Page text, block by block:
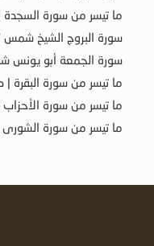
ما تيسر من سورة السجدة
سورة البروج الشيخ شمس
سورة الجمعة أبو يونس
ما تيسر من سورة البقرة |
ما تيسر من سورة
ما تيسر من سورة الشورى